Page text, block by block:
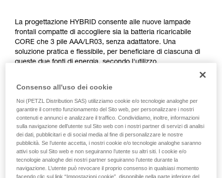
La progettazione HYBRID consente alle nuove lampade
frontali compatte di accogliere sia la batteria ricaricabile
CORE che 3 pile AAA/LR03, senza adattatore. Una
soluzione pratica e flessibile, per beneficiare di ciascuna di
queste due fonti di energia, secondo l'utilizzo.
Consenso all'uso dei cookie
Noi (PETZL Distribution SAS) utilizziamo cookie e/o tecnologie analoghe per
garantire il corretto funzionamento del Sito web, per personalizzare i nostri
contenuti e annunci e analizzare il traffico. Condividiamo, inoltre, informazioni
sulla navigazione dell’utente sul Sito web con i nostri partner di servizi di analisi
dei dati, pubblicitari e di social media al fine di personalizzare le nostre
pubblicità. Se l’utente accetta, i nostri cookie e/o tecnologie analoghe saranno
attivi solo sul Sito web e non seguiranno l’utente su altri siti. I cookie e/o
tecnologie analoghe dei nostri partner seguiranno l’utente durante la
navigazione. L’utente può revocare il proprio consenso in qualsiasi momento
facendo clic sul link “Impostazioni cookie”, disponibile nella parte inferiore del